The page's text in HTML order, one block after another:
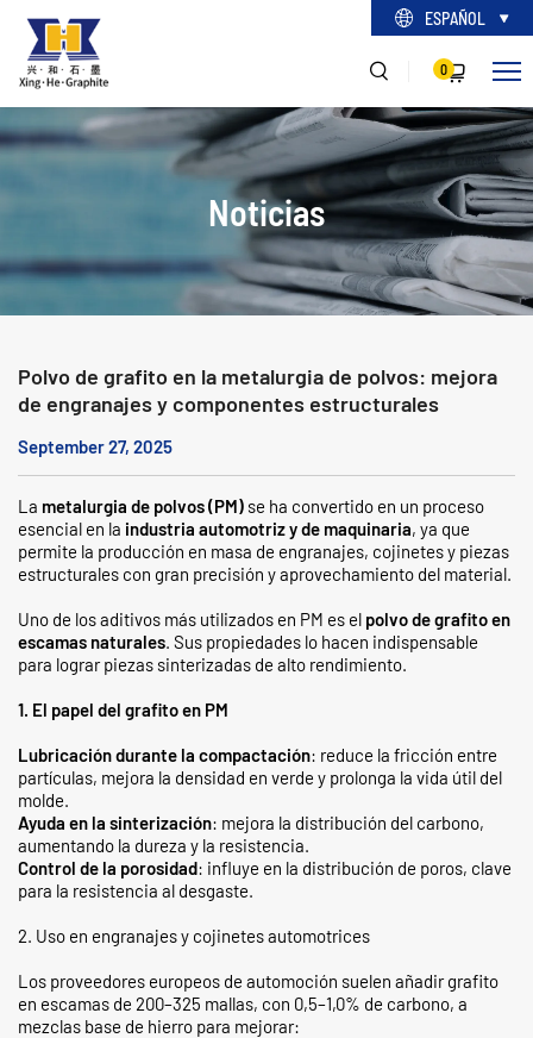
ESPAÑOL
0
Noticias
Polvo de grafito en la metalurgia de polvos: mejora
de engranajes y componentes estructurales
September 27, 2025
La metalurgia de polvos (PM) se ha convertido en un proceso
esencial en la industria automotriz y de maquinaria, ya que
permite la producción en masa de engranajes, cojinetes y piezas
estructurales con gran precisión y aprovechamiento del material.
Uno de los aditivos más utilizados en PM es el polvo de grafito en
escamas naturales. Sus propiedades lo hacen indispensable
para lograr piezas sinterizadas de alto rendimiento.
1. El papel del grafito en PM
Lubricación durante la compactación: reduce la fricción entre
partículas, mejora la densidad en verde y prolonga la vida útil del
molde.
Ayuda en la sinterización: mejora la distribución del carbono,
aumentando la dureza y la resistencia.
Control de la porosidad: influye en la distribución de poros, clave
para la resistencia al desgaste.
2. Uso en engranajes y cojinetes automotrices
Los proveedores europeos de automoción suelen añadir grafito
en escamas de 200–325 mallas, con 0,5–1,0% de carbono, a
mezclas base de hierro para mejorar: